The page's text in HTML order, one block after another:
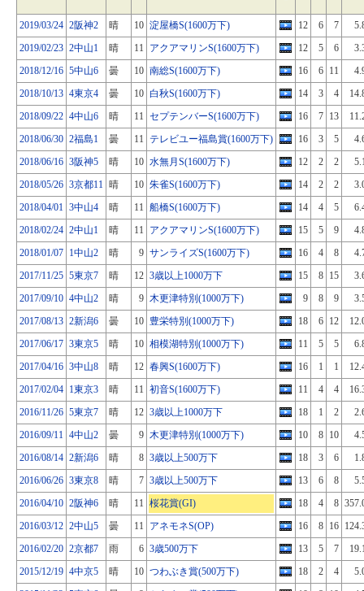
2019/03/24 2阪神2 晴 10 淀屋橋S(1600万下) 12 6 7
2019/02/23 2中山1 晴 11 アクアマリンS(1600万下) 12 5 6
2018/12/16 5中山6 曇 10 南総S(1600万下) 16 6 11
2018/10/13 4東京4 曇 10 白秋S(1600万下) 14 3 4
2018/09/22 4中山6 晴 11 セプテンバーS(1600万下) 16 7 13
2018/06/30 2福島1 曇 11 テレビユー福島賞(1600万下) 16 3 5
2018/06/16 3阪神5 晴 10 水無月S(1600万下) 12 2 2
2018/05/26 3京都11 晴 10 朱雀S(1600万下) 14 2 2
2018/04/01 3中山4 晴 11 船橋S(1600万下) 14 4 5
2018/02/24 2中山1 晴 11 アクアマリンS(1600万下) 15 5 9
2018/01/07 1中山2 晴 9 サンライズS(1600万下) 16 4 8
2017/11/25 5東京7 晴 12 3歳以上1000万下 15 8 15
2017/09/10 4中山2 晴 9 木更津特別(1000万下) 9 8 9
2017/08/13 2新潟6 曇 10 豊栄特別(1000万下) 18 6 12
2017/06/17 3東京5 晴 10 相模湖特別(1000万下) 11 5 5
2017/04/16 3中山8 晴 12 春興S(1600万下) 16 1 1
2017/02/04 1東京3 晴 11 初音S(1600万下) 11 4 4
2016/11/26 5東京7 晴 12 3歳以上1000万下 18 1 2
2016/09/11 4中山2 曇 9 木更津特別(1000万下) 10 8 10
2016/08/14 2新潟6 晴 8 3歳以上500万下 18 3 6
2016/06/26 3東京8 晴 7 3歳以上500万下 13 6 8
2016/04/10 2阪神6 晴 11 桜花賞(GI) 18 4 8
2016/03/12 2中山5 曇 11 アネモネS(OP) 16 8 16
2016/02/20 2京都7 雨 6 3歳500万下 13 5 7
2015/12/19 4中京5 晴 10 つわぶき賞(500万下) 18 2 4